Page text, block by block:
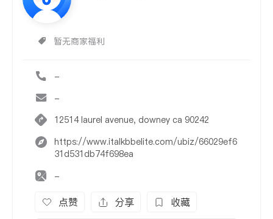
暂无商家福利
-
-
12514 laurel avenue, downey ca 90242
https://www.italkbbelite.com/ubiz/66029ef6
31d531db74f698ea
-
点赞 分享 收藏